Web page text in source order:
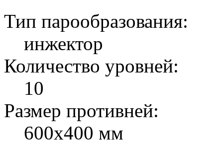
Тип парообразования:
инжектор
Количество уровней:
10
Размер противней:
600х400 мм